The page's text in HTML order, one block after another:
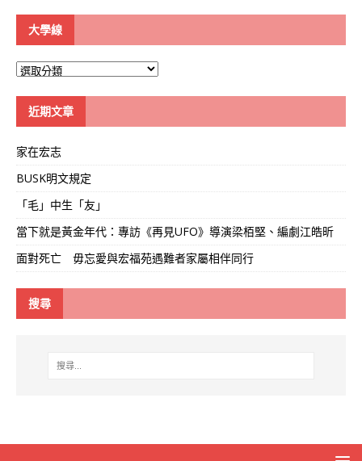
大學線
大
近期文章
家在宏志
BUSK明文規定
「毛」中生「友」
當下就是黃金年代：專訪《再見UFO》導演梁栢堅、編劇江皓昕
面對死亡 毋忘愛與宏福苑遇難者家屬相伴同行
搜尋